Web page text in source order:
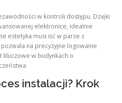
w kontroli dostępu. Dzięki
elektronice, idealnie
estetyka musi iść w parze z
pozwala na precyzyjne logowanie
kluczowe w budynkach o
instalacji? Krok